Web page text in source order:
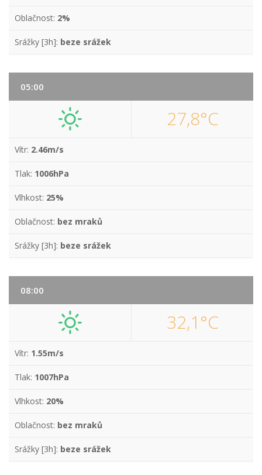
Oblačnost: 2%
Srážky [3h]: beze srážek
05:00
27,8°C
Vítr: 2.46m/s
Tlak: 1006hPa
Vlhkost: 25%
Oblačnost: bez mraků
Srážky [3h]: beze srážek
08:00
32,1°C
Vítr: 1.55m/s
Tlak: 1007hPa
Vlhkost: 20%
Oblačnost: bez mraků
Srážky [3h]: beze srážek